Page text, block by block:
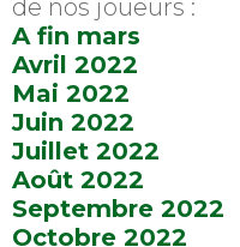
de nos joueurs :
A fin mars
Avril 2022
Mai 2022
Juin 2022
Juillet 2022
Août 2022
Septembre 2022
Octobre 2022